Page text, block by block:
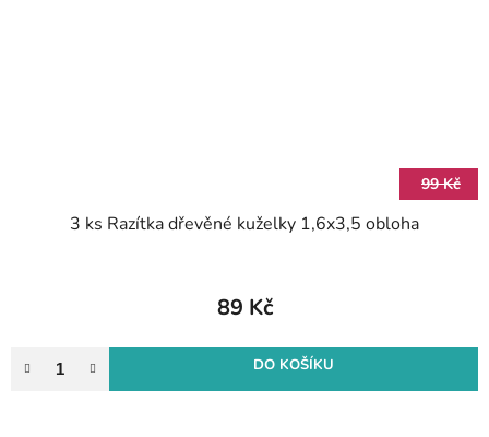
99 Kč
3 ks Razítka dřevěné kuželky 1,6x3,5 obloha
89 Kč
DO KOŠÍKU